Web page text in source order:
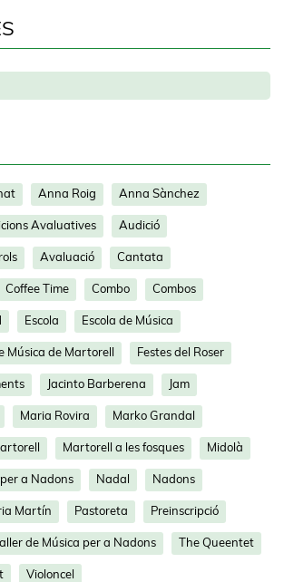
Anna Roig Anna Sànchez
Avaluatives Audició
Avaluació Cantata
Coffee Time Combo Combos
Escola Escola de Música
Música de Martorell Festes del Roser
Jacinto Barberena Jam
Maria Rovira Marko Grandal
Martorell a les fosques Midolà
a Nadons Nadal Nadons
Martín Pastoreta Preinscripció
de Música per a Nadons The Queentet
Violoncel